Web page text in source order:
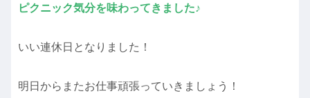
ピクニック気分を味わってきました♪
いい連休日となりました！
明日からまたお仕事頑張っていきましょう！